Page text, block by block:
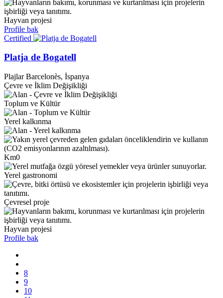
Hayvan projesi
Profile bak
Certified
Platja de Bogatell
Plajlar Barcelonès, İspanya
Çevre ve İklim Değişikliği
Toplum ve Kültür
Yerel kalkınma
Km0
Yerel gastronomi
Çevresel proje
Hayvan projesi
Profile bak
8
9
10